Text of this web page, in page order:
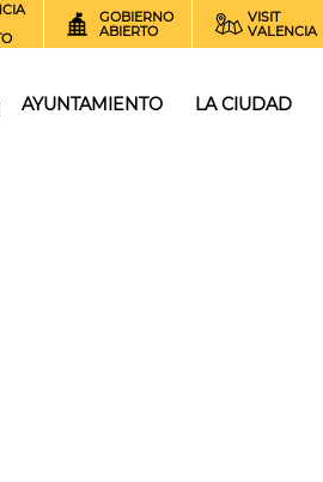
GOBIERNO
ABIERTO
VISIT
VALENCIA
AYUNTAMIENTO LA CIUDAD